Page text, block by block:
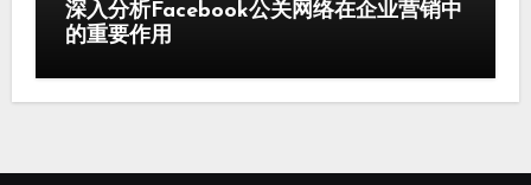
深入分析Facebook公关网络在企业营销中
的重要作用